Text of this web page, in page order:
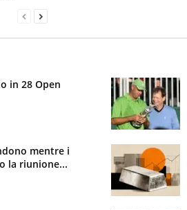
in 28 Open
mentre i
la riunione...